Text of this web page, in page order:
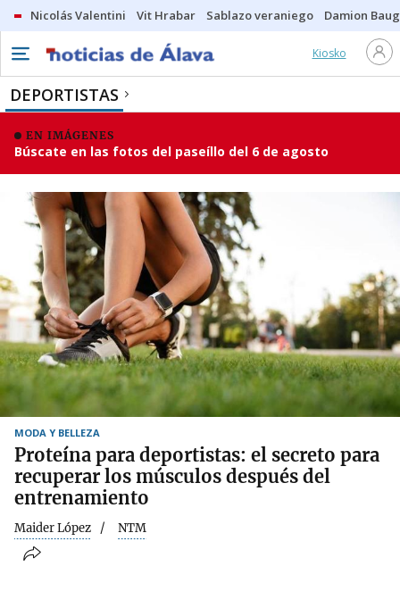
Nicolás Valentini Vit Hrabar Sablazo veraniego Damion
Kiosko
DEPORTISTAS
EN IMÁGENES
Búscate en las fotos del paseíllo del 6 de agosto
MODA Y BELLEZA
Proteína para deportistas: el secreto para
recuperar los músculos después del
entrenamiento
Maider López NTM